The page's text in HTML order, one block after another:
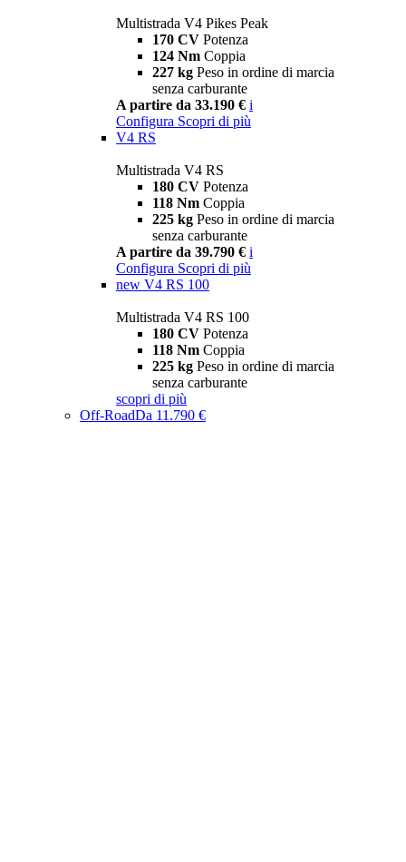
Multistrada V4 Pikes Peak
170 CV Potenza
124 Nm Coppia
227 kg Peso in ordine di marcia
senza carburante
A partire da 33.190 € i
Configura Scopri di più
V4 RS
Multistrada V4 RS
180 CV Potenza
118 Nm Coppia
225 kg Peso in ordine di marcia
senza carburante
A partire da 39.790 € i
Configura Scopri di più
new V4 RS 100
Multistrada V4 RS 100
180 CV Potenza
118 Nm Coppia
225 kg Peso in ordine di marcia
senza carburante
scopri di più
Off-RoadDa 11.790 €